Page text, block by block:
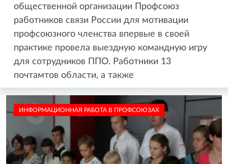
общественной организации Профсоюз
работников связи России для мотивации
профсоюзного членства впервые в своей
практике провела выездную командную игру
для сотрудников ППО. Работники 13
почтамтов области, а также
ИНФОРМАЦИОННАЯ РАБОТА В ПРОФСОЮЗАХ